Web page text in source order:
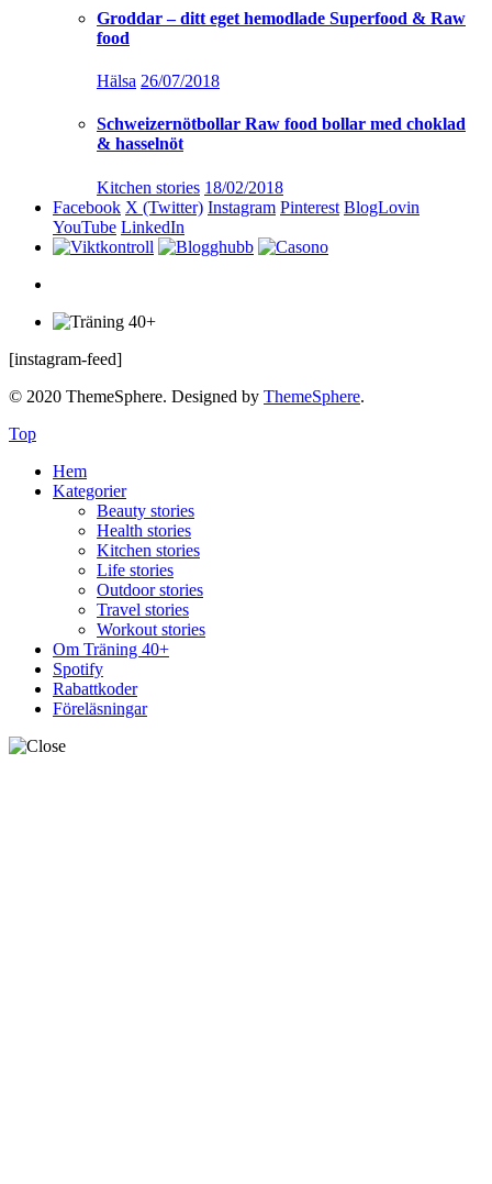
Groddar – ditt eget hemodlade Superfood & Raw
food
Hälsa 26/07/2018
Schweizernötbollar Raw food bollar med choklad
& hasselnöt
Kitchen stories 18/02/2018
Facebook X (Twitter) Instagram Pinterest BlogLovin
YouTube LinkedIn
[instagram-feed]
© 2020 ThemeSphere. Designed by ThemeSphere.
Top
Hem
Kategorier
Beauty stories
Health stories
Kitchen stories
Life stories
Outdoor stories
Travel stories
Workout stories
Om Träning 40+
Spotify
Rabattkoder
Föreläsningar